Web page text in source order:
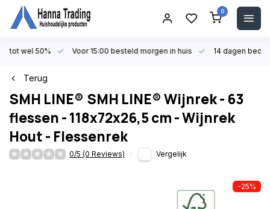
0
tot wel 50% Voor 15:00 besteld morgen in huis 14 dagen
Terug
SMH LINE® SMH LINE® Wijnrek - 63
flessen - 118x72x26,5 cm - Wijnrek
Hout - Flessenrek
0/5 (0 Reviews) Vergelijk
-25%